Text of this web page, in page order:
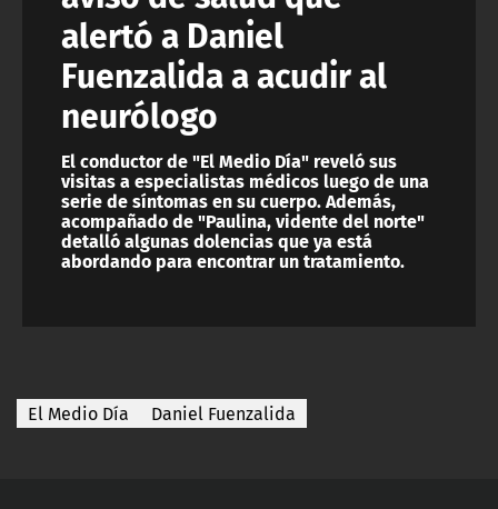
alertó a Daniel
Fuenzalida a acudir al
neurólogo
El conductor de "El Medio Día" reveló sus
visitas a especialistas médicos luego de una
serie de síntomas en su cuerpo. Además,
acompañado de "Paulina, vidente del norte"
detalló algunas dolencias que ya está
abordando para encontrar un tratamiento.
El Medio Día Daniel Fuenzalida